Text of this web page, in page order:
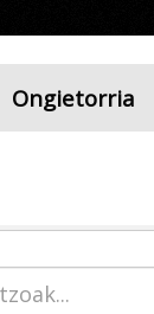
Ongietorria